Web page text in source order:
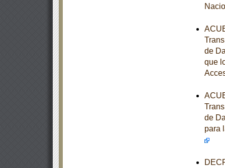
de
que
de
para